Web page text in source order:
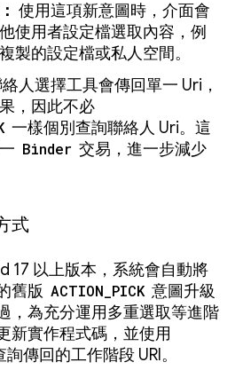
使用這項新意圖時，介面會
使用者設定檔選取內容，例
製的設定檔或私人空間。
人選擇工具會傳回單一 Uri，
，因此不必
一樣個別查詢聯絡人 Uri。這
Binder 交易，進一步減少
式
17 以上版本，系統會自動將
舊版 ACTION_PICK 意圖升級
，為充分運用多重選取等進階
新實作程式碼，並使用
詢傳回的工作階段 URI。